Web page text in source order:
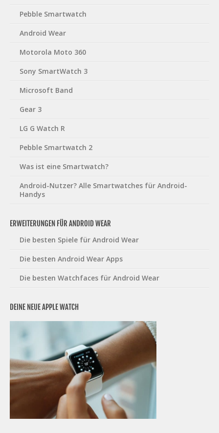
Pebble Smartwatch
Android Wear
Motorola Moto 360
Sony SmartWatch 3
Microsoft Band
Gear 3
LG G Watch R
Pebble Smartwatch 2
Was ist eine Smartwatch?
Android-Nutzer? Alle Smartwatches für Android-
Handys
ERWEITERUNGEN FÜR ANDROID WEAR
Die besten Spiele für Android Wear
Die besten Android Wear Apps
Die besten Watchfaces für Android Wear
DEINE NEUE APPLE WATCH